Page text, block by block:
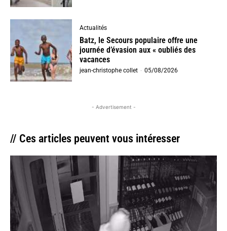
Actualités
Batz, le Secours populaire offre une
journée d’évasion aux « oubliés des
vacances
jean-christophe collet - 05/08/2026
- Advertisement -
// Ces articles peuvent vous intéresser